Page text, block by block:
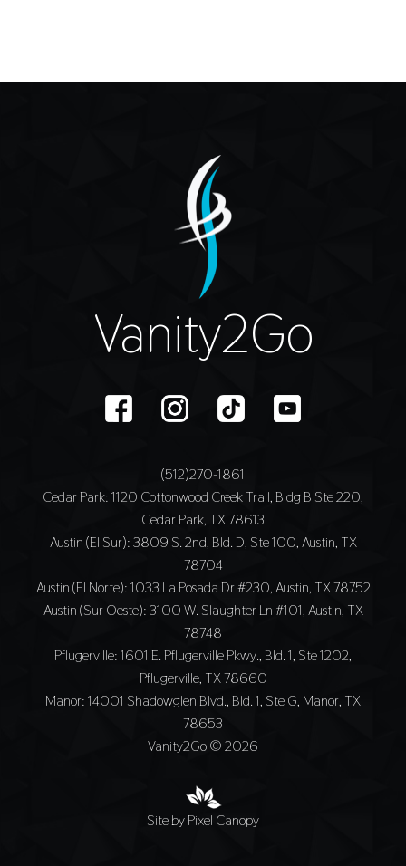
Vanity2Go
(512)270-1861
Cedar Park: 1120 Cottonwood Creek Trail, Bldg B Ste 220,
Cedar Park, TX 78613
Austin (El Sur): 3809 S. 2nd, Bld. D, Ste 100, Austin, TX
78704
Austin (El Norte): 1033 La Posada Dr #230, Austin, TX 78752
Austin (Sur Oeste): 3100 W. Slaughter Ln #101, Austin, TX
78748
Pflugerville: 1601 E. Pflugerville Pkwy., Bld. 1, Ste 1202,
Pflugerville, TX 78660
Manor: 14001 Shadowglen Blvd., Bld. 1, Ste G, Manor, TX
78653
Vanity2Go © 2026
Site by Pixel Canopy